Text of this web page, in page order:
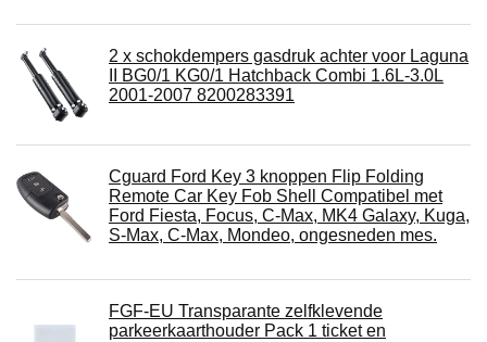
2 x schokdempers gasdruk achter voor Laguna
II BG0/1 KG0/1 Hatchback Combi 1.6L-3.0L
2001-2007 8200283391
Cguard Ford Key 3 knoppen Flip Folding
Remote Car Key Fob Shell Compatibel met
Ford Fiesta, Focus, C-Max, MK4 Galaxy, Kuga,
S-Max, C-Max, Mondeo, ongesneden mes.
FGF-EU Transparante zelfklevende
parkeerkaarthouder Pack 1 ticket en